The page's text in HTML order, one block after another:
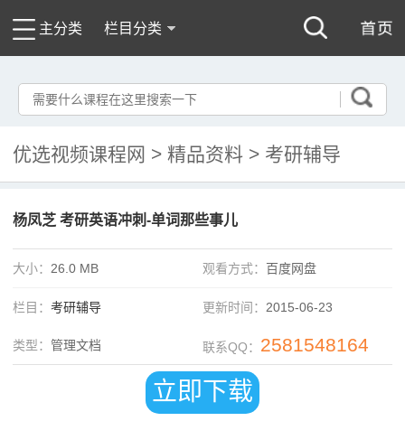
主分类 栏目分类
优选视频课程网 > 精品资料 > 考研辅导
杨凤芝 考研英语冲刺-单词那些事儿
大小： 26.0 MB 观看方式： 百度网盘
栏目： 考研辅导 更新时间： 2015-06-23
类型： 管理文档 联系QQ： 2581548164
立即下载